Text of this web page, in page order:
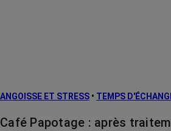
ANGOISSE ET STRESS • TEMPS
Café Papotage : après